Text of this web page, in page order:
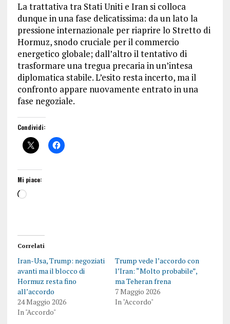
La trattativa tra Stati Uniti e Iran si colloca
dunque in una fase delicatissima: da un lato la
pressione internazionale per riaprire lo Stretto di
Hormuz, snodo cruciale per il commercio
energetico globale; dall’altro il tentativo di
trasformare una tregua precaria in un’intesa
diplomatica stabile. L’esito resta incerto, ma il
confronto appare nuovamente entrato in una
fase negoziale.
Condividi:
Mi piace:
Correlati
Iran-Usa, Trump: negoziati
avanti ma il blocco di
Hormuz resta fino
all’accordo
24 Maggio 2026
In "Accordo"
Trump vede l’accordo con
l’Iran: “Molto probabile”,
ma Teheran frena
7 Maggio 2026
In "Accordo"